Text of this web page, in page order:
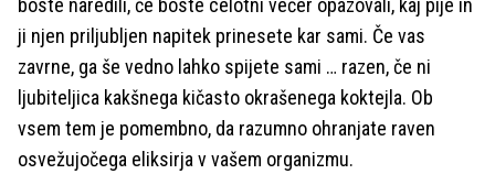
boste naredili, če boste celotni večer opazovali, kaj pije in
ji njen priljubljen napitek prinesete kar sami. Če vas
zavrne, ga še vedno lahko spijete sami … razen, če ni
ljubiteljica kakšnega kičasto okrašenega koktejla. Ob
vsem tem je pomembno, da razumno ohranjate raven
osvežujočega eliksirja v vašem organizmu.